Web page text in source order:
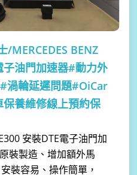
/MERCEDES BENZ
子油門加速器#動力外
渦輪延遲問題#OiCar
養維修線上預約保
安裝DTE電子油門加
裝製造、增加額外馬
裝容易、操作簡單，